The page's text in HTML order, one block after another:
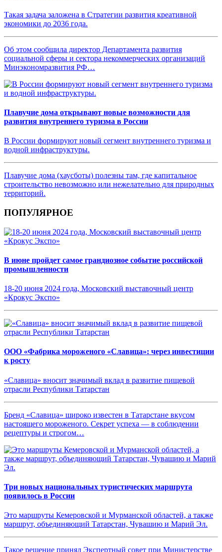
Такая задача заложена в Стратегии развития креативной
экономики до 2036 года.
Об этом сообщила директор Департамента развития
социальной сферы и сектора некоммерческих организаций
Минэкономразвития РФ…
Плавучие дома открывают новые возможности для
развития внутреннего туризма в России
В России формируют новый сегмент внутреннего туризма и
водной инфраструктуры.
Плавучие дома (хаусботы) полезны там, где капитальное
строительство невозможно или нежелательно для природных
территорий.
ПОПУЛЯРНОЕ
В июне пройдет самое грандиозное событие российской
промышленности
18-20 июня 2024 года, Московский выставочный центр
«Крокус Экспо»
ООО «Фабрика мороженого «Славица»: через инвестиции
к росту
«Славица» вносит значимый вклад в развитие пищевой
отрасли Республики Татарстан
Бренд «Славица» широко известен в Татарстане вкусом
настоящего мороженого. Секрет успеха — в соблюдении
рецептуры и строгом…
Три новых национальных туристических маршрута
появилось в России
Это маршруты Кемеровской и Мурманской областей, а также
маршрут, объединяющий Татарстан, Чувашию и Марий Эл.
Такое решение принял Экспертный совет при Министерстве